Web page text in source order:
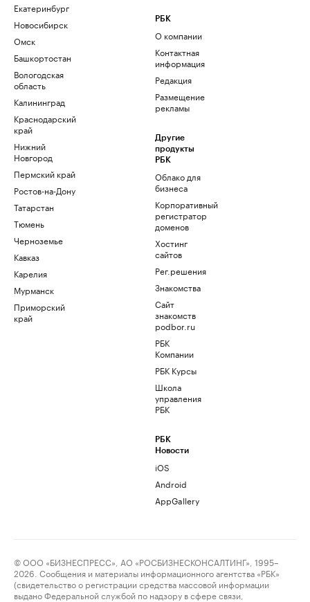
Екатеринбург
Новосибирск
Омск
Башкортостан
Вологодская
область
Калининград
Краснодарский
край
Нижний
Новгород
Пермский край
Ростов-на-Дону
Татарстан
Тюмень
Черноземье
Кавказ
Карелия
Мурманск
Приморский
край
РБК
О компании
Контактная
информация
Редакция
Размещение
рекламы
Другие
продукты
РБК
Облако для
бизнеса
Корпоративный
регистратор
доменов
Хостинг
сайтов
Рег.решения
Знакомства
Сайт
знакомств
podbor.ru
РБК
Компании
РБК Курсы
Школа
управления
РБК
РБК
Новости
iOS
Android
AppGallery
© ООО «БИЗНЕСПРЕСС», АО «РОСБИЗНЕСКОНСАЛТИНГ», 1995–
2026. Сообщения и материалы информационного агентства «РБК»
(свидетельство о регистрации средства массовой информации
выдано Федеральной службой по надзору в сфере связи,